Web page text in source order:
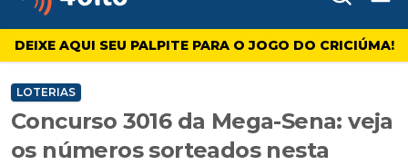
4oito
DEIXE AQUI SEU PALPITE PARA O JOGO DO CRICIÚMA!
LOTERIAS
Concurso 3016 da Mega-Sena: veja
os números sorteados nesta